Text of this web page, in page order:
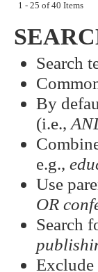
1 - 25 of 40 Items
Search
By
(i.e.,
e.g.,
Use
OR
Search